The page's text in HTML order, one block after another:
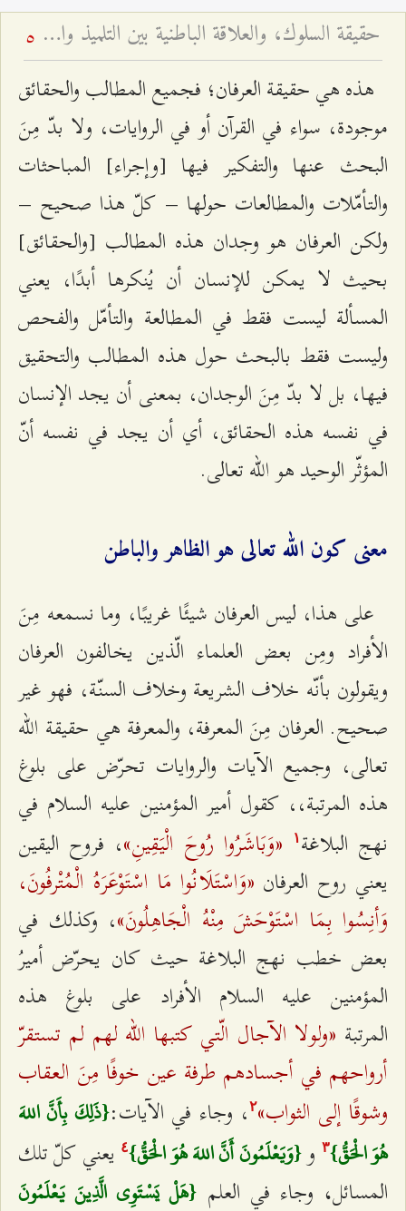
حقيقة السلوك، والعلاقة الباطنية بين التلميذ والأستاذ، و... - محاضرات جبل عامل - أسئلة وأجوبة الرجال - ج ٦ 5
هذه هي حقيقة العرفان؛ فجميع المطالب والحقائق
موجودة، سواء في القرآن أو في الروايات، ولا بدّ مِنَ
البحث عنها والتفكير فيها [وإجراء] المباحثات
والتأمّلات والمطالعات حولها – كلّ هذا صحيح –
ولكن العرفان هو وجدان هذه المطالب [والحقائق]
بحيث لا يمكن للإنسان أن يُنكرها أبدًا، يعني
المسألة ليست فقط في المطالعة والتأمّل والفحص
وليست فقط بالبحث حول هذه المطالب والتحقيق
فيها، بل لا بدّ مِنَ الوجدان، بمعنى أن يجد الإنسان
في نفسه هذه الحقائق، أي أن يجد في نفسه أنّ
المؤثّر الوحيد هو الله تعالى.
معنى كون الله تعالى هو الظاهر والباطن
على هذا، ليس العرفان شيئًا غريبًا، وما نسمعه مِنَ
الأفراد ومِن بعض العلماء الّذين يخالفون العرفان
ويقولون بأنّه خلاف الشريعة وخلاف السنّة، فهو غير
صحيح. العرفان مِنَ المعرفة، والمعرفة هي حقيقة الله
تعالى، وجميع الآيات والروايات تحرّض على بلوغ
هذه المرتبة،، كقول أمير المؤمنين عليه السلام في
نهج البلاغة ۱ «وَبَاشَرُوا رُوحَ الْيَقِينِ»، فروح اليقين
يعني روح العرفان «وَاسْتَلَانُوا مَا اسْتَوْعَرَهُ الْمُتْرفُونَ،
وَأنِسُوا بِمَا اسْتَوْحَشَ مِنْهُ الْجَاهِلُونَ»، وكذلك في
بعض خطب نهج البلاغة حيث كان يحرّض أميرُ
المؤمنين عليه السلام الأفراد على بلوغ هذه
المرتبة «ولولا الآجال الّتي كتبها الله لهم لم تستقرّ
أرواحهم في أجسادهم طرفة عين خوفًا مِنَ العقاب
وشوقًا إلى الثواب»٢، وجاء في الآيات:{ذَلِكَ بِأَنَّ اللهَ
هُوَ الْحَقُّ}٣ و{وَيَعْلَمُونَ أَنَّ اللهَ هُوَ الْحَقُّ}٤ يعني كلّ تلك
المسائل، وجاء في العلم {هَلْ يَسْتَوِي الَّذِينَ يَعْلَمُونَ